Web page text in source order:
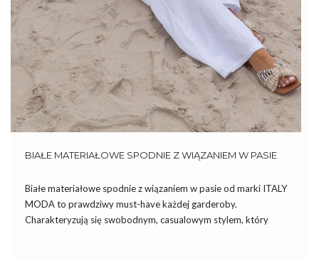
BIAŁE MATERIAŁOWE SPODNIE Z WIĄZANIEM W PASIE
Białe materiałowe spodnie z wiązaniem w pasie od marki ITALY
MODA to prawdziwy must-have każdej garderoby.
Charakteryzują się swobodnym, casualowym stylem, który